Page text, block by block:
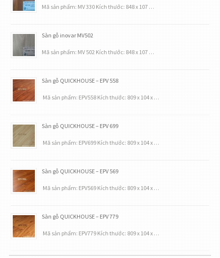
Mã sản phẩm: MV 330 Kích thước: 848 x 107 …
Sàn gỗ inovar MV502
Mã sản phẩm: MV 502 Kích thước: 848 x 107 …
Sàn gỗ QUICKHOUSE – EPV 558
Mã sản phẩm: EPV558 Kích thước: 809 x 104 x …
Sàn gỗ QUICKHOUSE – EPV 699
Mã sản phẩm: EPV699 Kích thước: 809 x 104 x …
Sàn gỗ QUICKHOUSE – EPV 569
Mã sản phẩm: EPV569 Kích thước: 809 x 104 x …
Sàn gỗ QUICKHOUSE – EPV 779
Mã sản phẩm: EPV779 Kích thước: 809 x 104 x …